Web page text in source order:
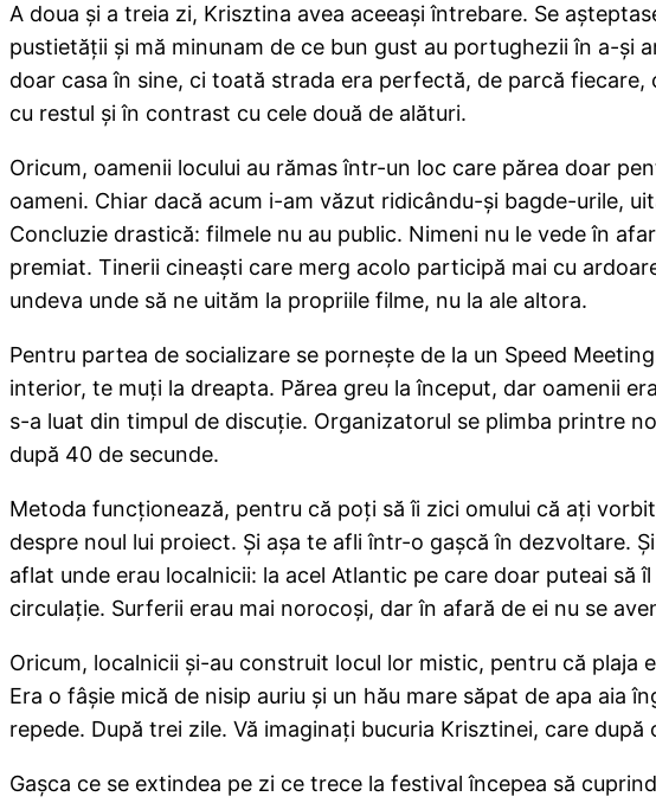
A doua şi a treia zi, Krisztina avea aceeaşi întrebare. Se
pustietăţii şi mă minunam de ce bun gust au portughezii în a-şi
doar casa în sine, ci toată strada era perfectă, de parcă
cu restul şi în contrast cu cele două de alături.
Oricum, oamenii locului au rămas într-un loc care părea doar
oameni. Chiar dacă acum i-am văzut ridicându-şi bagde-urile,
Concluzie drastică: filmele nu au public. Nimeni nu le vede în
premiat. Tinerii cineaşti care merg acolo participă mai cu
undeva unde să ne uităm la propriile filme, nu la ale altora.
Pentru partea de socializare se porneşte de la un Speed
interior, te muţi la dreapta. Părea greu la început, dar oamenii
s-a luat din timpul de discuţie. Organizatorul se plimba printre
după 40 de secunde.
Metoda funcţionează, pentru că poţi să îi zici omului că aţi
despre noul lui proiect. Şi aşa te afli într-o gaşcă în dezvoltare.
aflat unde erau localnicii: la acel Atlantic pe care doar puteai să
circulaţie. Surferii erau mai norocoşi, dar în afară de ei nu se
Oricum, localnicii şi-au construit locul lor mistic, pentru că plaja
Era o fâşie mică de nisip auriu şi un hău mare săpat de apa aia
repede. După trei zile. Vă imaginaţi bucuria Krisztinei, care
Gaşca ce se extindea pe zi ce trece la festival începea să